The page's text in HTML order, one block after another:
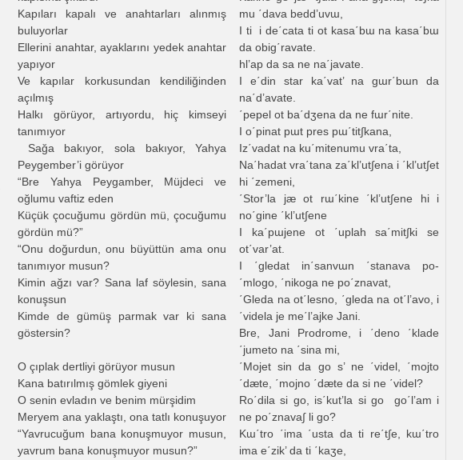
Kapıları kapalı ve anahtarları alınmış
buluyorlar
Ellerini anahtar, ayaklarını yedek anahtar
yapıyor
Ve kapılar korkusundan kendiliğinden
açılmış
Halkı görüyor, artıyordu, hiç kimseyi
tanımıyor
Sağa bakıyor, sola bakıyor, Yahya
Peygember’i görüyor
“Bre Yahya Peygamber, Müjdeci ve
oğlumu vaftiz eden
Küçük çocuğumu gördün mü, çocuğumu
gördün mü?”
“Onu doğurdun, onu büyüttün ama onu
tanımıyor musun?
Kimin ağzı var? Sana laf söylesin, sana
konuşsun
Kimde de gümüş parmak var ki sana
göstersin?
O çıplak dertliyi görüyor musun
Kana batırılmış gömlek giyeni
O senin evladın ve benim mürşidim
Meryem ana yaklaştı, ona tatlı konuşuyor
“Yavrucuğum bana konuşmuyor musun,
yavrum bana konuşmuyor musun?”
mu ΄dava bedd’uvɯ,
I ti i de΄cata ti ot kasa΄bɯ na kasa΄bɯ
da obig΄ravate.
hl’ap da sa ne na΄javate.
I e΄din star ka΄vat’ na gɯr΄bɯn da
na΄d’avate.
΄pepel ot ba΄dʒena da ne fɯr΄nite.
I o΄pinat pɯt pres pɯ΄tit∫kana,
Iz΄vadat na ku΄mitenumu vra΄ta,
Na΄hadat vra΄tana za΄kl’ut∫ena i ΄kl’ut∫et
hi ΄zemeni,
΄Stor’la jæ ot rɯ΄kine ΄kl’ut∫ene hi i
no΄gine ΄kl’ut∫ene
I ka΄pɯjene ot ΄uplah sa΄mit∫ki se
ot΄var’at.
I ΄gledat in΄sanvɯn ΄stanava po-
΄mlogo, ΄nikoga ne po΄znavat,
΄Gleda na ot΄lesno, ΄gleda na ot΄l’avo, i
΄videla je me΄l’ajke Jani.
Bre, Jani Prodrome, i ΄deno ΄klade
΄jumeto na ΄sina mi,
΄Mojet sin da go s’ ne ΄videl, ΄mojto
΄dæte, ΄mojno ΄dæte da si ne ΄videl?
Ro΄dila si go, is΄kut’la si go go΄l’am i
ne po΄znava∫ li go?
Kɯ΄tro ΄ima ΄usta da ti re΄t∫e, kɯ΄tro
ima e΄zik’ da ti ΄kaʒe,